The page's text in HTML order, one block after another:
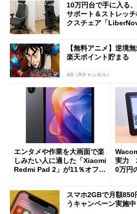
10万円台で手に入る
サポート＆ストレッ
クスチェア「
【無料アニメ】逆境
楽天ポイント貯まる
AD（Rチャンネル）
エンタメや作業を大画面で楽
しみたい人に適した「Xiaomi
Redmi Pad 2」が11％オフの
実力
0万円
スマホ2GBで月額
うキャンペーン実施中